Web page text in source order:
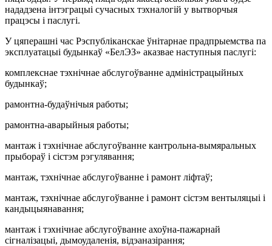
нададзена інтэграцыі сучасных тэхналогій у вытворчыя
працэсы і паслугі.
У цяперашні час Рэспубліканскае ўнітарнае прадпрыемства па
эксплуатацыі будынкаў «БелЭЗ» аказвае наступныя паслугі:
комплекснае тэхнічнае абслугоўванне адміністрацыйных
будынкаў;
рамонтна-будаўнічыя работы;
рамонтна-аварыйныя работы;
мантаж і тэхнічнае абслугоўванне кантрольна-вымяральных
прыбораў і сістэм рэгулявання;
мантаж, тэхнічнае абслугоўванне і рамонт ліфтаў;
мантаж, тэхнічнае абслугоўванне і рамонт сістэм вентыляцыі і
кандыцыянавання;
мантаж і тэхнічнае абслугоўванне ахоўна-пажарнай
сігналізацыі, дымоудаленія, відэаназірання;